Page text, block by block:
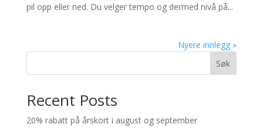
pil opp eller ned. Du velger tempo og dermed nivå på...
Nyere innlegg »
Søk
Recent Posts
20% rabatt på årskort i august og september